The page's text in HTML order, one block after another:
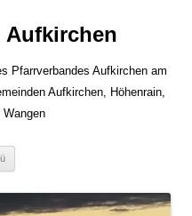
Aufkirchen
Pfarrverbandes Aufkirchen am
Aufkirchen, Höhenrain,
Wangen